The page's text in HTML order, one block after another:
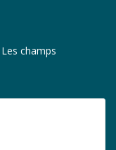
Les champs